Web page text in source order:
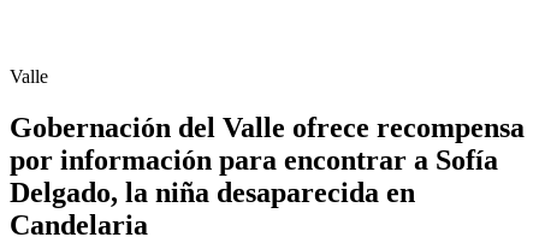
Valle
Gobernación del Valle ofrece recompensa
por información para encontrar a Sofía
Delgado, la niña desaparecida en
Candelaria